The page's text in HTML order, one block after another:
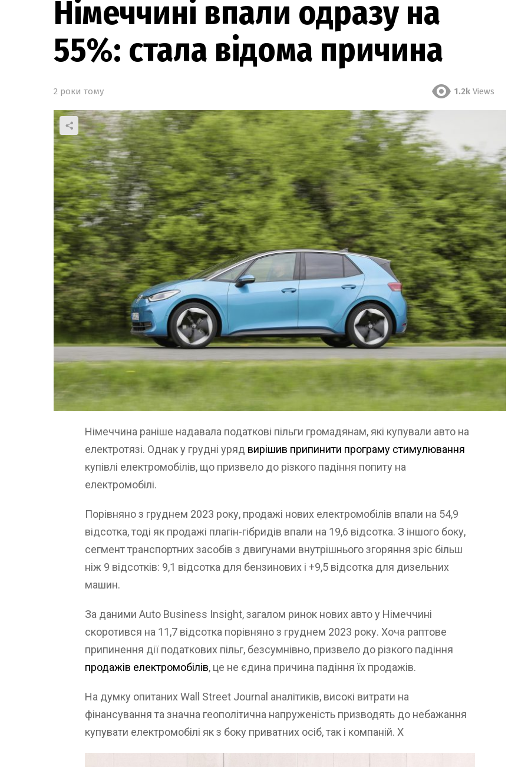
Німеччині впали одразу на
55%: стала відома причина
2 роки тому 1.2k Views
Німеччина раніше надавала податкові пільги громадянам, які купували авто на
електротязі. Однак у грудні уряд вирішив припинити програму стимулювання
купівлі електромобілів, що призвело до різкого падіння попиту на
електромобілі.
Порівняно з груднем 2023 року, продажі нових електромобілів впали на 54,9
відсотка, тоді як продажі плагін-гібридів впали на 19,6 відсотка. З іншого боку,
сегмент транспортних засобів з двигунами внутрішнього згоряння зріс більш
ніж 9 відсотків: 9,1 відсотка для бензинових і +9,5 відсотка для дизельних
машин.
За даними Auto Business Insight, загалом ринок нових авто у Німеччині
скоротився на 11,7 відсотка порівняно з груднем 2023 року. Хоча раптове
припинення дії податкових пільг, безсумнівно, призвело до різкого падіння
продажів електромобілів, це не єдина причина падіння їх продажів.
На думку опитаних Wall Street Journal аналітиків, високі витрати на
фінансування та значна геополітична напруженість призводять до небажання
купувати електромобілі як з боку приватних осіб, так і компаній. Х